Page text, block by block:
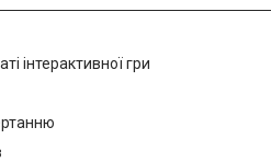
інтерактивної гри